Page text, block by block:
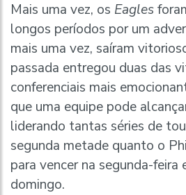
Mais uma vez, os Eagles
longos períodos por um
mais uma vez, saíram
passada entregou duas das
conferenciais mais
que uma equipe pode
liderando tantas séries de
segunda metade quanto o
para vencer na segunda-feira
domingo.